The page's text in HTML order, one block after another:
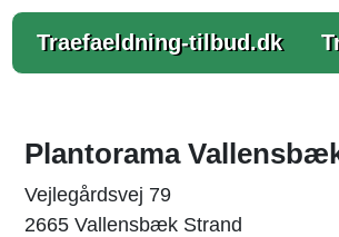
Traefaeldning-tilbud.dk
Plantorama
Vejlegårdsvej 79
2665 Vallensbæk Strand